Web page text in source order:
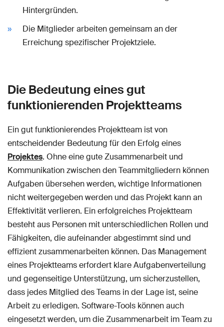
Hintergründen.
Die Mitglieder arbeiten gemeinsam an der
Erreichung spezifischer Projektziele.
Die Bedeutung eines gut
funktionierenden Projektteams
Ein gut funktionierendes Projektteam ist von
entscheidender Bedeutung für den Erfolg eines
Projektes. Ohne eine gute Zusammenarbeit und
Kommunikation zwischen den Teammitgliedern können
Aufgaben übersehen werden, wichtige Informationen
nicht weitergegeben werden und das Projekt kann an
Effektivität verlieren. Ein erfolgreiches Projektteam
besteht aus Personen mit unterschiedlichen Rollen und
Fähigkeiten, die aufeinander abgestimmt sind und
effizient zusammenarbeiten können. Das Management
eines Projektteams erfordert klare Aufgabenverteilung
und gegenseitige Unterstützung, um sicherzustellen,
dass jedes Mitglied des Teams in der Lage ist, seine
Arbeit zu erledigen. Software-Tools können auch
eingesetzt werden, um die Zusammenarbeit im Team zu